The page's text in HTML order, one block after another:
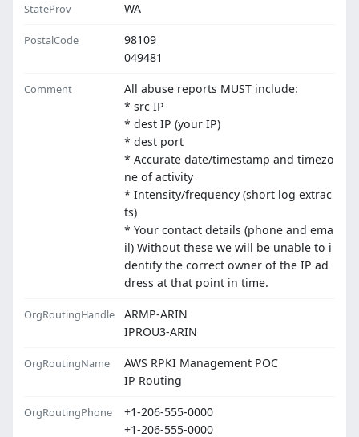
StateProv WA
PostalCode
98109
049481
Comment
All abuse reports MUST include:
* src IP
* dest IP (your IP)
* dest port
* Accurate date/timestamp and timezo
ne of activity
* Intensity/frequency (short log extrac
ts)
* Your contact details (phone and ema
il) Without these we will be unable to i
dentify the correct owner of the IP ad
dress at that point in time.
OrgRoutingHandle
ARMP-ARIN
IPROU3-ARIN
OrgRoutingName
AWS RPKI Management POC
IP Routing
OrgRoutingPhone
+1-206-555-0000
+1-206-555-0000